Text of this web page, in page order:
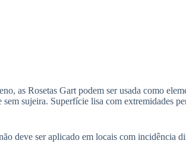
as Rosetas Gart podem ser usada como
sujeira. Superfície lisa com extremidades
deve ser aplicado em locais com incidência